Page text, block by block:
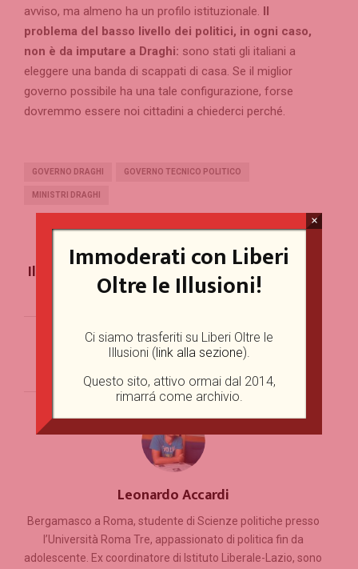
avviso, ma almeno ha un profilo istituzionale. Il
problema del basso livello dei politici, in ogni caso,
non è da imputare a Draghi: sono stati gli italiani a
eleggere una banda di scappati di casa. Se il miglior
governo possibile ha una tale configurazione, forse
dovremmo essere noi cittadini a chiederci perché.
GOVERNO DRAGHI GOVERNO TECNICO POLITICO
MINISTRI DRAGHI
PREVIOUS POST
Il mare non scappa: la scuola estiva si può e si
deve fare
NEXT POST
Tre miracoli per l’Europa
Leonardo Accardi
Bergamasco a Roma, studente di Scienze politiche presso
l’Università Roma Tre, appassionato di politica fin da
adolescente. Ex coordinatore di Istituto Liberale-Lazio, sono
Immoderati con Liberi
Oltre le Illusioni!
Ci siamo trasferiti su Liberi Oltre le
Illusioni (link alla sezione).
Questo sito, attivo ormai dal 2014,
rimarrá come archivio.
×